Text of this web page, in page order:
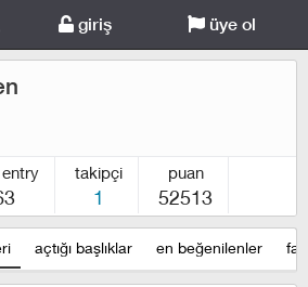
giriş üye ol
takipçi
1
puan
52513
açtığı başlıklar en beğenilenler